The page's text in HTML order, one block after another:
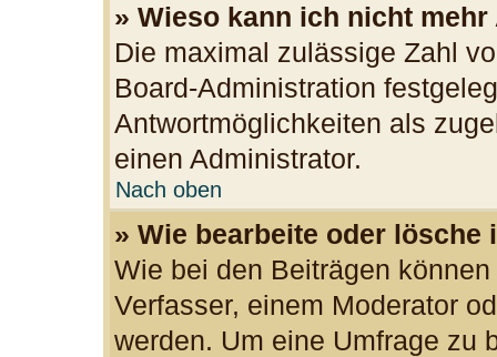
» Wieso kann ich nicht
Die maximal zulässige Zahl
Board-Administration
Antwortmöglichkeiten als
einen Administrator.
Nach oben
» Wie bearbeite oder lösche
Wie bei den Beiträgen
Verfasser, einem Moderator
werden. Um eine Umfrage zu